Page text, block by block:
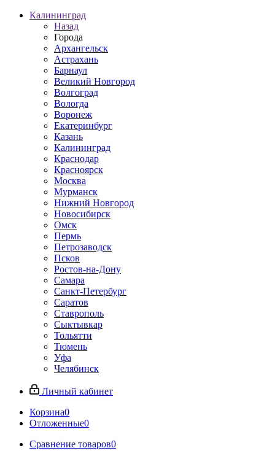
Калининград
Назад
Города
Архангельск
Астрахань
Барнаул
Великий Новгород
Волгоград
Вологда
Воронеж
Екатеринбург
Казань
Калининград
Краснодар
Красноярск
Москва
Мурманск
Нижний Новгород
Новосибирск
Омск
Пермь
Петрозаводск
Псков
Ростов-на-Дону
Самара
Санкт-Петербург
Саратов
Ставрополь
Сыктывкар
Тольятти
Тюмень
Уфа
Челябинск
Личный кабинет
Корзина0
Отложенные0
Сравнение товаров0